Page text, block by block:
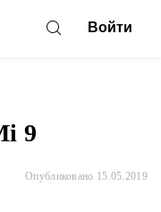
Войти
9
Опубликовано 15.05.2019